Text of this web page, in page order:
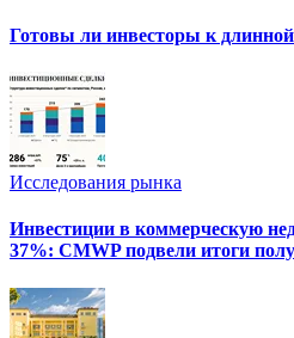
Готовы ли инвесторы к
Исследования рынка
Инвестиции в коммерческую
37%: CMWP подвели итоги